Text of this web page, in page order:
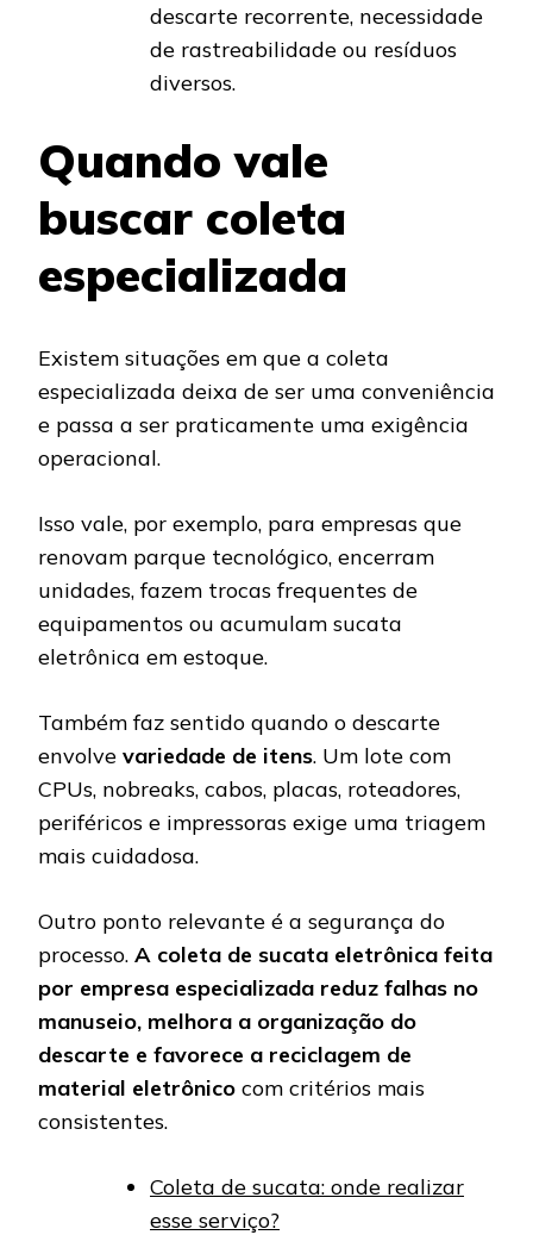
descarte recorrente, necessidade
de rastreabilidade ou resíduos
diversos.
Quando vale
buscar coleta
especializada
Existem situações em que a coleta
especializada deixa de ser uma conveniência
e passa a ser praticamente uma exigência
operacional.
Isso vale, por exemplo, para empresas que
renovam parque tecnológico, encerram
unidades, fazem trocas frequentes de
equipamentos ou acumulam sucata
eletrônica em estoque.
Também faz sentido quando o descarte
envolve variedade de itens. Um lote com
CPUs, nobreaks, cabos, placas, roteadores,
periféricos e impressoras exige uma triagem
mais cuidadosa.
Outro ponto relevante é a segurança do
processo. A coleta de sucata eletrônica feita
por empresa especializada reduz falhas no
manuseio, melhora a organização do
descarte e favorece a reciclagem de
material eletrônico com critérios mais
consistentes.
Coleta de sucata: onde realizar
esse serviço?